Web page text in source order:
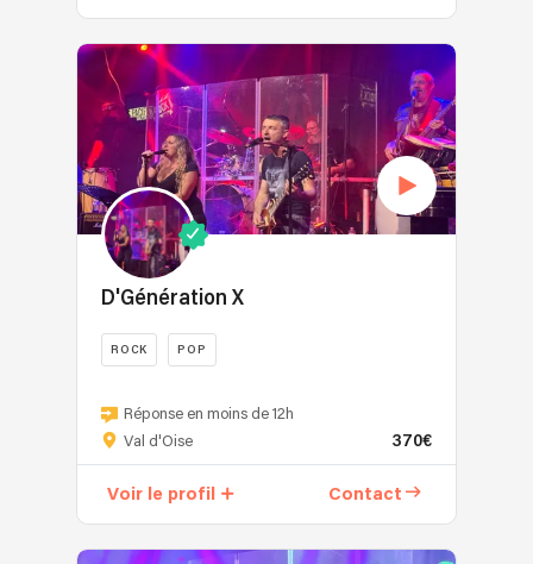
des
maîtres
de
des
années
60
et
70,
oublier
leurs
héritiers
contemporains.
groupe
se
produit
D'Génération X
ROCK POP
X
est
un
groupe
Réponse en moins de 12h
Val d'Oise
370€
Voir le profil Contact